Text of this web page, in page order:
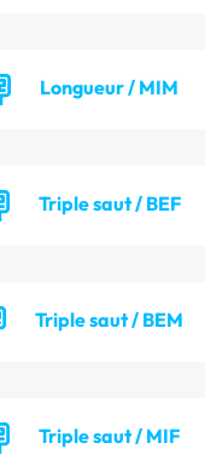
Longueur / MIM
Triple saut / BEF
Triple saut / BEM
Triple saut / MIF